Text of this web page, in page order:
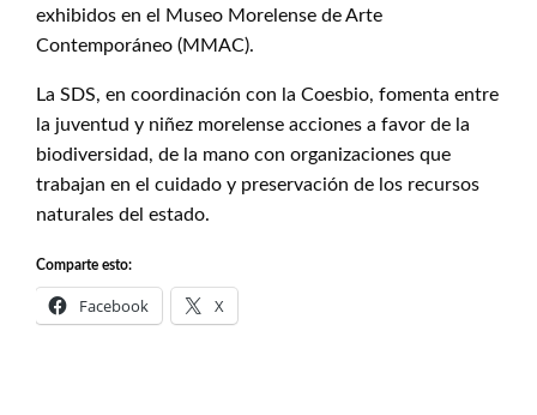
exhibidos en el Museo Morelense de Arte
Contemporáneo (MMAC).
La SDS, en coordinación con la Coesbio, fomenta entre
la juventud y niñez morelense acciones a favor de la
biodiversidad, de la mano con organizaciones que
trabajan en el cuidado y preservación de los recursos
naturales del estado.
Comparte esto:
Facebook X